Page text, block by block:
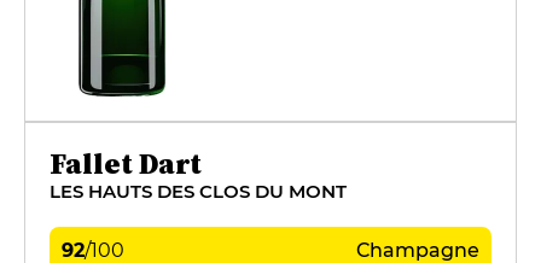
Fallet Dart
LES HAUTS DES CLOS DU MONT
92/100 Champagne